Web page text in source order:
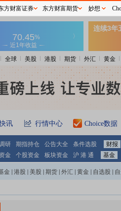
全球 美股 港股 期货 外汇 黄金
讯 行情中心 Choice数据
研 期指持仓 公告大全 条件选股 财报
金 个股资金 板块资金 沪 港 通 基金
金 港股 美股 期货 外汇 黄金 自选股
方财富证券 东方财富期货 妙想